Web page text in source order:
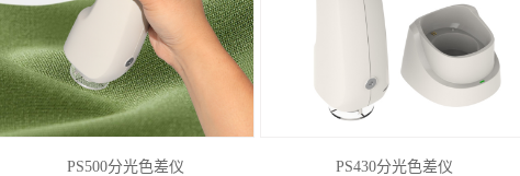
PS500分光色差仪 PS430分光色差仪